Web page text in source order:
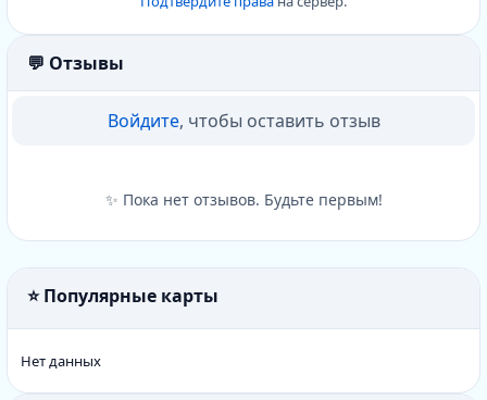
💬 Отзывы
Войдите, чтобы оставить отзыв
✨ Пока нет отзывов. Будьте первым!
⭐ Популярные карты
Нет данных